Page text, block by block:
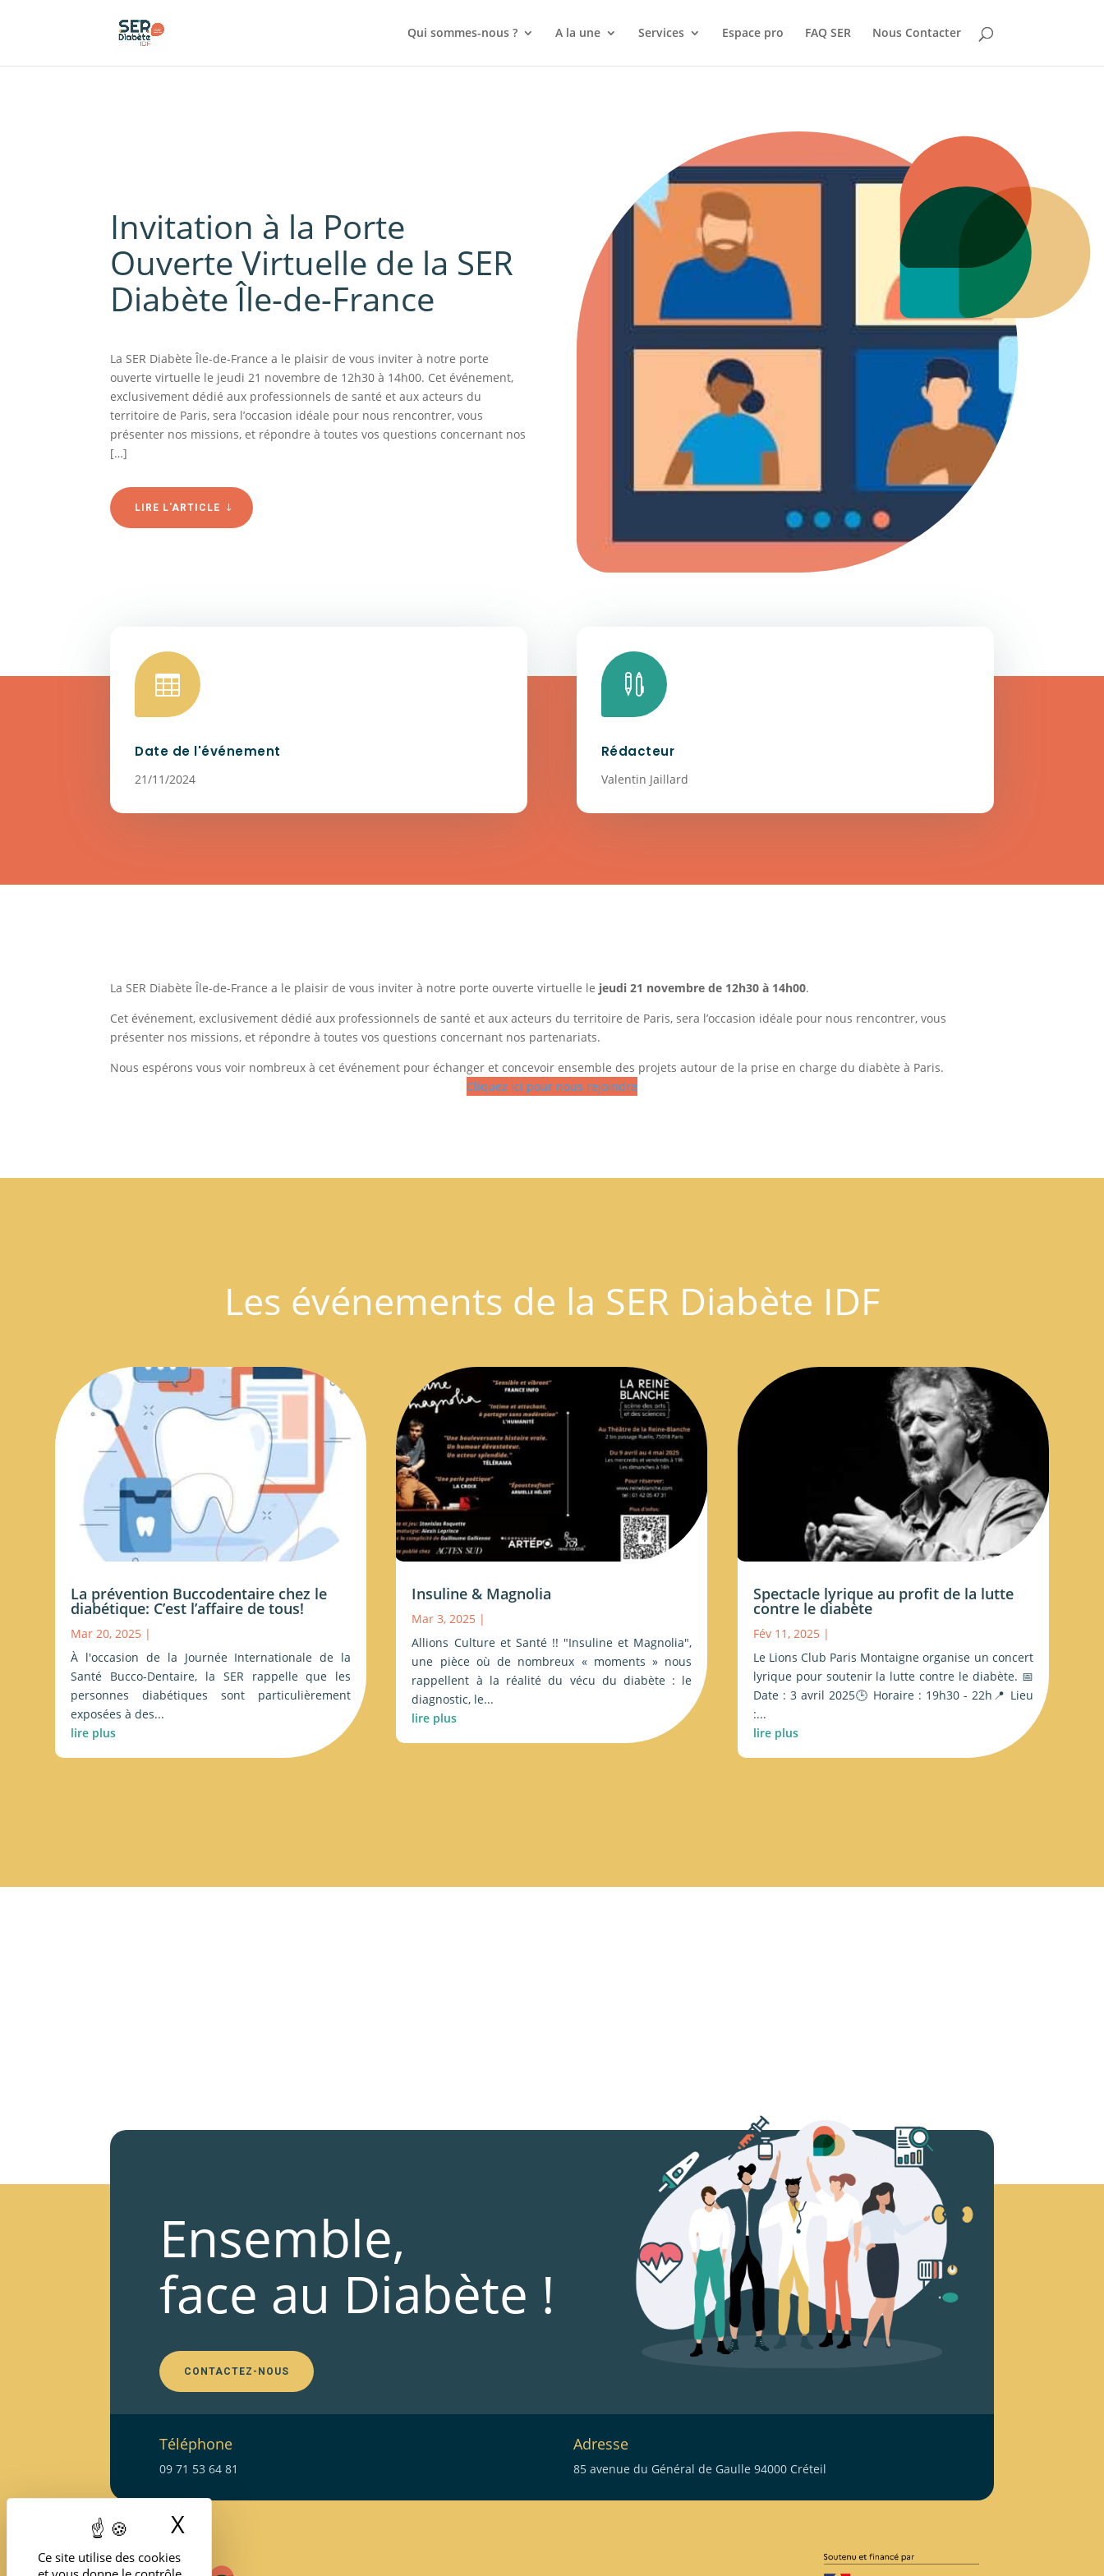
Ce site utilise des cookies
X
Qui sommes-nous ? A la une Services Espace pro FAQ SER Nous Contacter
Invitation à la Porte
Ouverte Virtuelle de la SER
Diabète Île-de-France
La SER Diabète Île-de-France a le plaisir de vous inviter à notre porte
ouverte virtuelle le jeudi 21 novembre de 12h30 à 14h00. Cet événement,
exclusivement dédié aux professionnels de santé et aux acteurs du
territoire de Paris, sera l’occasion idéale pour nous rencontrer, vous
présenter nos missions, et répondre à toutes vos questions concernant nos
[…]
LIRE L'ARTICLE

Date de l'événement
21/11/2024

Rédacteur
Valentin Jaillard
La SER Diabète Île-de-France a le plaisir de vous inviter à notre porte ouverte virtuelle le jeudi 21 novembre de 12h30 à 14h00.
Cet événement, exclusivement dédié aux professionnels de santé et aux acteurs du territoire de Paris, sera l’occasion idéale pour nous rencontrer, vous
présenter nos missions, et répondre à toutes vos questions concernant nos partenariats.
Nous espérons vous voir nombreux à cet événement pour échanger et concevoir ensemble des projets autour de la prise en charge du diabète à Paris.
Cliquez ici pour nous rejoindre
Les événements de la SER Diabète IDF
La prévention Buccodentaire chez le
diabétique: C’est l’affaire de tous!
Mar 20, 2025 |
À l'occasion de la Journée Internationale de la
Santé Bucco-Dentaire, la SER rappelle que les
personnes diabétiques sont particulièrement
exposées à des...
lire plus
Insuline & Magnolia
Mar 3, 2025 |
Allions Culture et Santé !! "Insuline et Magnolia",
une pièce où de nombreux « moments » nous
rappellent à la réalité du vécu du diabète : le
diagnostic, le...
lire plus
Spectacle lyrique au profit de la lutte
contre le diabète
Fév 11, 2025|
Le Lions Club Paris Montaigne organise un concert
lyrique pour soutenir la lutte contre le diabète. 📅
Date : 3 avril 2025🕒 Horaire : 19h30 - 22h📍 Lieu
:...
lire plus
Ensemble,
face au Diabète !
CONTACTEZ-NOUS
Téléphone
09 71 53 64 81
Adresse
85 avenue du Général de Gaulle 94000 Créteil